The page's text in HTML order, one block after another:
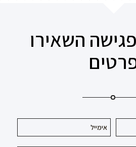
השאירו